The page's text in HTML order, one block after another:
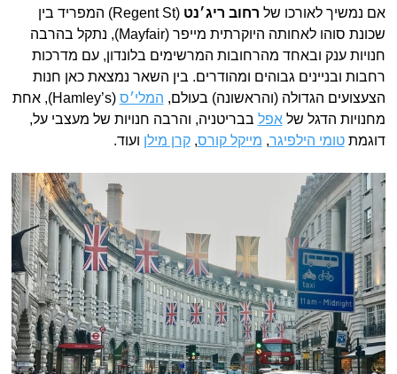
אם נמשיך לאורכו של רחוב ריג׳נט
(Regent St) המפריד בין
שכונת סוהו לאחותה היוקרתית מייפר (Mayfair), נתקל בהרבה
חנויות ענק ובאחד מהרחובות המרשימים בלונדון, עם מדרכות
רחבות ובניינים גבוהים ומהודרים. בין השאר נמצאת כאן חנות
הצעצועים הגדולה (והראשונה) בעולם, המלי׳ס
(Hamley’s), אחת
מחנויות הדגל שלאפל בבריטניה, והרבה חנויות של מעצבי על,
דוגמתטומי הילפיגר, מייקל קורס,קרן מילן ועוד.